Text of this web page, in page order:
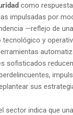
como
impulsadas por
—reflejo de
tecnológico y
sofisticados
sus
sector indica que